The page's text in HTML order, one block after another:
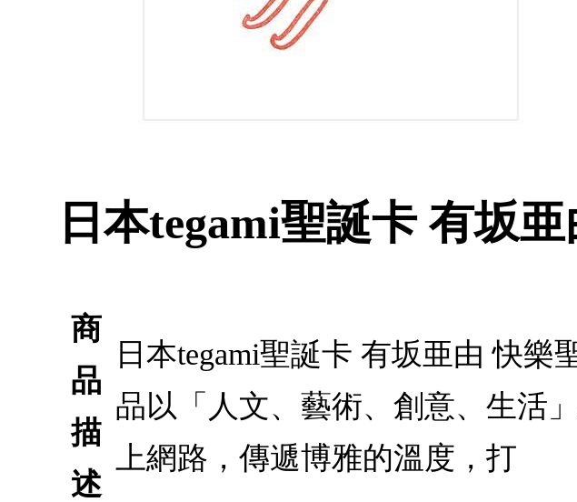
日本tegami聖誕卡 有坂
商
品
描
述
日本tegami聖誕卡 有坂亜由 快
品以「人文、藝術、創意、生活
上網路，傳遞博雅的溫度，打